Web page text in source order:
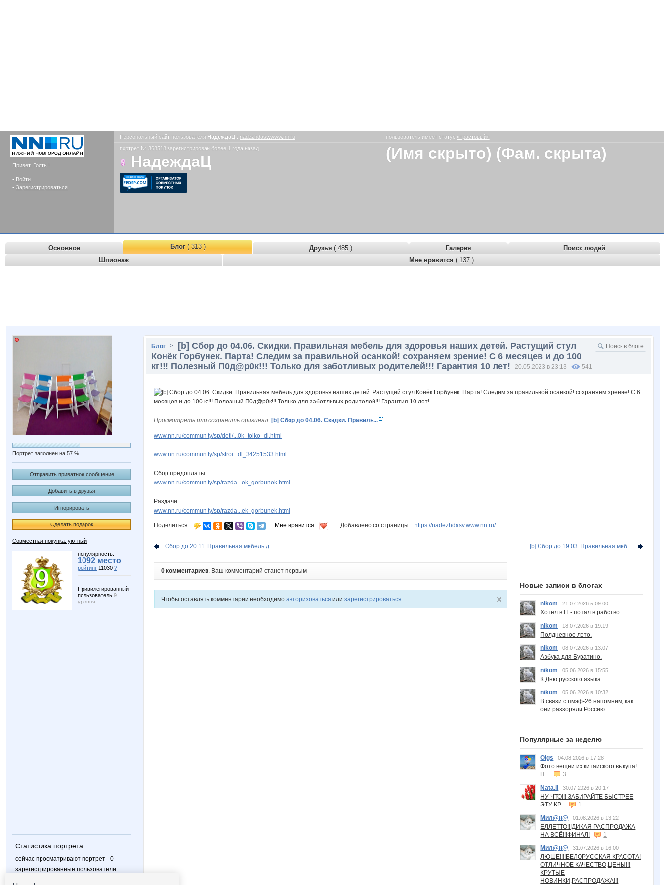
Привет, Гость !
- Войти
- Зарегистрироваться
Персональный сайт пользователя НадеждаЦ : nadezhdasv.www.nn.ru пользователь имеет статус «трастовый»
портрет № 368518 зарегистрирован более 1 года назад
НадеждаЦ (Имя скрыто) (Фам. скрыта)
Основное Блог( 313 ) Друзья ( 485 ) Галерея
Поиск людей
Шпионаж
Мне нравится ( 137 )
Портрет заполнен на 57 %
Отправить приватное сообщение
Добавить в друзья
Игнорировать
Сделать подарок
Совместная покупка: уютный
популярность:
1092 место
рейтинг 11030 ?
Привилегированный
пользователь 9
уровня
Статистика портрета:
сейчас просматривают портрет - 0
зарегистрированные пользователи
Блог >
[b] Сбор до 04.06. Скидки. Правильная мебель для здоровья наших детей. Растущий стул
Конёк Горбунек. Парта! Следим за правильной осанкой! сохраняем зрение! С 6 месяцев и до 100
кг!!! Полезный П0д@р0к!!! Только для заботливых родителей!!! Гарантия 10 лет!
20.05.2023 в 23:13 541
Просмотреть или сохранить оригинал: [b] Сбор до 04.06. Скидки. Правиль...
www.nn.ru/community/sp/deti/...0k_tolko_dl.html
www.nn.ru/community/sp/stroi...dl_34251533.html
Сбор предоплаты:
www.nn.ru/community/sp/razda...ek_gorbunek.html
Раздачи:
www.nn.ru/community/sp/razda...ek_gorbunek.html
Поделиться: Мне нравится Добавлено со страницы: https://nadezhdasv.www.nn.ru/
Сбор до 20.11. Правильная мебель д... [b] Сбор до 19.03. Правильная меб...
0 комментариев. Ваш комментарий станет первым
Чтобы оставлять комментарии необходимо авторизоваться или зарегистрироваться
Новые записи в блогах
nikom 21.07.2026 в 09:00
Хотел в IT - попал в рабство.
nikom
18.07.2026 в 19:19
Полдневное лето.
nikom
08.07.2026 в 13:07
Азбука для Буратино.
nikom
05.06.2026 в 15:55
К Дню русского языка.
nikom
05.06.2026 в 10:32
В связи с пмэф-26 напомним, как
они раззоряли Россию.
Популярные за неделю
Olgs 04.08.2026 в 17:28
Фото вещей из китайского выкупа!
П...
3
Nata.li
30.07.2026 в 20:17
НУ ЧТО!!! ЗАБИРАЙТЕ БЫСТРЕЕ
ЭТУ КР...
1
Мил@н@
01.08.2026 в 13:22
ЕЛЛЕТТО!!!ДИКАЯ РАСПРОДАЖА
НА ВСЁ!!!ФИНАЛ!
1
Мил@н@
31.07.2026 в 16:00
ЛЮШЕ!!!!БЕЛОРУССКАЯ КРАСОТА!
ОТЛИЧНОЕ КАЧЕСТВО,ЦЕНЫ!!!
КРУТЫЕ
НОВИНКИ,РАСПРОДАЖА!!!